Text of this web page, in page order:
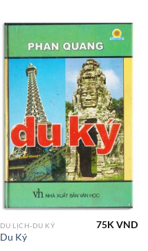
DU LỊCH-DU KÝ
Du Ký
75KVND